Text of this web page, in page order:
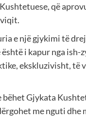
që
e një gjykimi të
i kapur nga
ekskluzivisht,
bëhet Gjykata
me nguti dhe